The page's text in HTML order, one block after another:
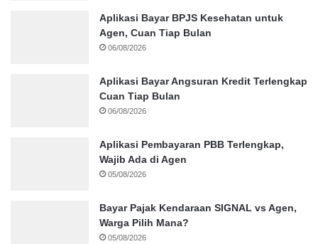
Aplikasi Bayar BPJS Kesehatan untuk
Agen, Cuan Tiap Bulan
06/08/2026
Aplikasi Bayar Angsuran Kredit Terlengkap
Cuan Tiap Bulan
06/08/2026
Aplikasi Pembayaran PBB Terlengkap,
Wajib Ada di Agen
05/08/2026
Bayar Pajak Kendaraan SIGNAL vs Agen,
Warga Pilih Mana?
05/08/2026